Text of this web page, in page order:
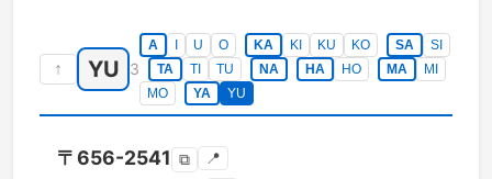
↑ YU 3
A U O KA KI KU KO SA
SI
TA
TI TU NA HA HO MA
MI
MO
YA YU
〒656-2541 ⧉ 📍